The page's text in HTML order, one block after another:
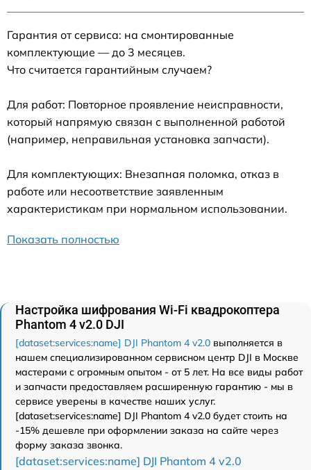
Гарантия от сервиса: на смонтированные
комплектующие — до 3 месяцев.
Что считается гарантийным случаем?
Для работ: Повторное проявление неисправности,
который напрямую связан с выполненной работой
(например, неправильная установка запчасти).
Для комплектующих: Внезапная поломка, отказ в
работе или несоответствие заявленным
характеристикам при нормальном использовании.
Показать полностью
Настройка шифрования Wi-Fi квадрокоптера
Phantom 4 v2.0 DJI
[dataset:services:name] DJI Phantom 4 v2.0 выполняется в
нашем специализированном сервисном центр DJI в Москве
мастерами с огромным опытом - от 5 лет. На все виды работ
и запчасти предоставляем расширенную гарантию - мы в
сервисе уверены в качестве наших услуг.
[dataset:services:name] DJI Phantom 4 v2.0 будет стоить на
-15% дешевле при оформлении заказа на сайте через
форму заказа звонка.
[dataset:services:name] DJI Phantom 4 v2.0